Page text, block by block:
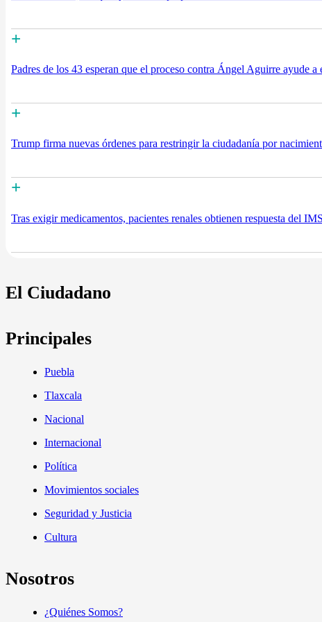
+
Padres de los 43 esperan que el proceso contra Ángel Aguirre ayude a
+
Trump firma nuevas órdenes para restringir la ciudadanía por
+
Tras exigir medicamentos, pacientes renales obtienen respuesta del
El Ciudadano
Principales
Puebla
Tlaxcala
Nacional
Internacional
Política
Movimientos sociales
Seguridad y Justicia
Cultura
Nosotros
¿Quiénes Somos?